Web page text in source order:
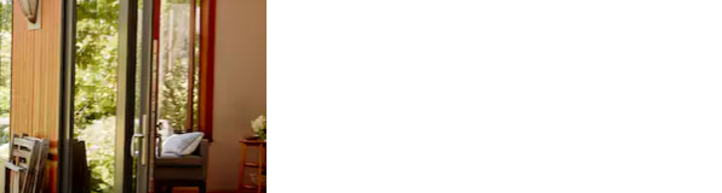
kao i dodirom ili prelaskom prstom po zaslonu.